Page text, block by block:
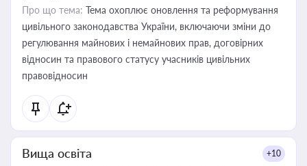
Про що тема: Тема охоплює оновлення та реформування
цивільного законодавства України, включаючи зміни до
регулювання майнових і немайнових прав, договірних
відносин та правового статусу учасників цивільних
правовідносин
Вища освіта +10